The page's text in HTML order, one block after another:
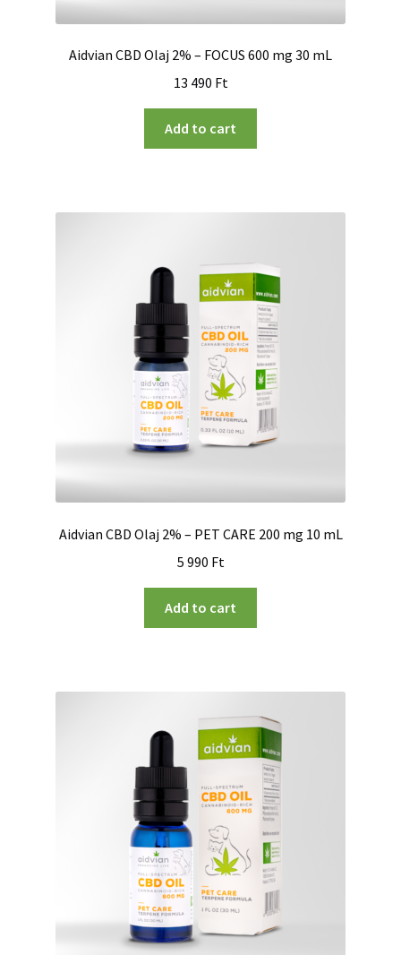
Aidvian CBD Olaj 2% – FOCUS 600 mg 30 mL
13 490 Ft
Add to cart
Aidvian CBD Olaj 2% – PET CARE 200 mg 10 mL
5 990 Ft
Add to cart